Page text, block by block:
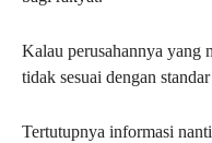
Kalau perusahannya yang
tidak sesuai dengan
Tertutupnya informasi